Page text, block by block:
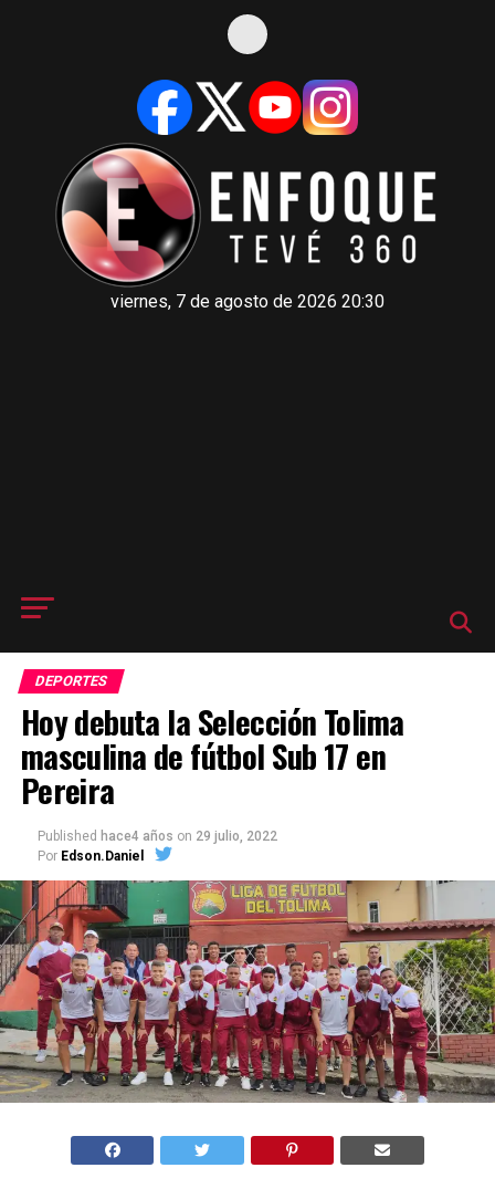
viernes, 7 de agosto de 2026 20:30
DEPORTES
Hoy debuta la Selección Tolima
masculina de fútbol Sub 17 en
Pereira
Published hace4 años on 29 julio, 2022
Por Edson.Daniel